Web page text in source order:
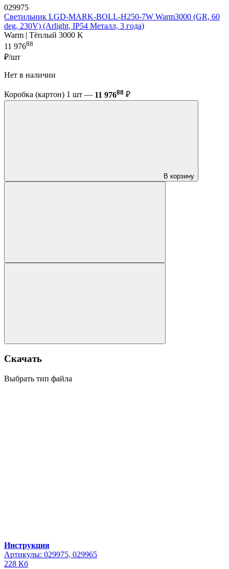
029975
Светильник LGD-MARK-BOLL-H250-7W Warm3000 (GR, 60
deg, 230V) (Arlight, IP54 Металл, 3 года)
Warm | Тёплый 3000 K
11 97688
₽/шт
Нет в наличии
Коробка (картон) 1 шт — 11 97688 ₽
В корзину
Скачать
Выбрать тип файла
Инструкция
Артикулы: 029975, 029965
228 Кб